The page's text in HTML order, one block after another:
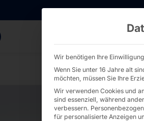
2U Dual CPU Server -
Wir benötigen Ihre
Wenn Sie unter 16 Jahre alt
möchten, müssen Sie Ihre
Wir verwenden Cookies und
sind essenziell, während
verbessern.
für personalisierte Anzeigen